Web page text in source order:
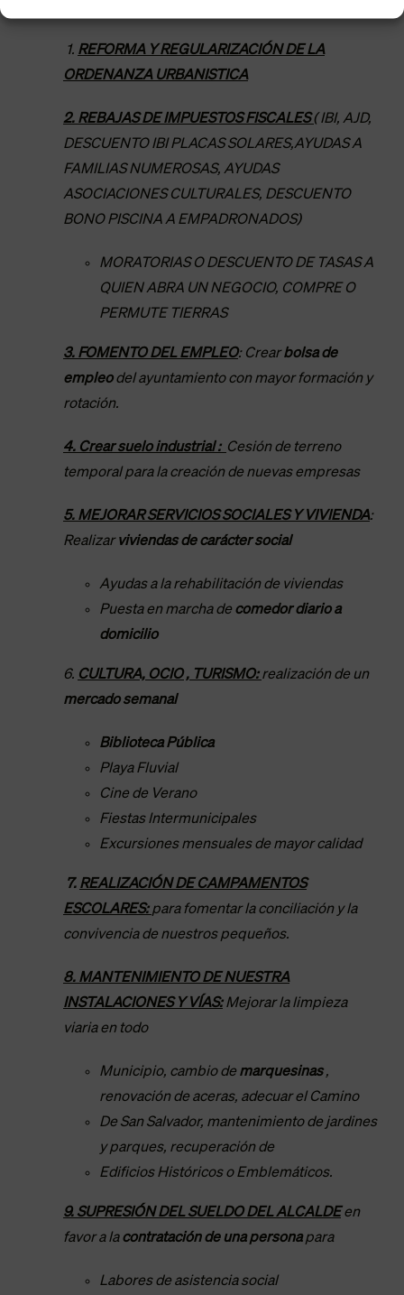
1. REFORMA Y REGULARIZACIÓN DE LA
ORDENANZA URBANISTICA
2. REBAJAS DE IMPUESTOS FISCALES( IBI, AJD,
DESCUENTO IBI PLACAS SOLARES,AYUDAS A
FAMILIAS NUMEROSAS, AYUDAS
ASOCIACIONES CULTURALES, DESCUENTO
BONO PISCINA A EMPADRONADOS)
MORATORIAS O DESCUENTO DE TASAS A
QUIEN ABRA UN NEGOCIO, COMPRE O
PERMUTE TIERRAS
3. FOMENTO DEL EMPLEO: Crearbolsa de
empleodel ayuntamiento con mayor formación y
rotación.
4. Crear suelo industrial : Cesión de terreno
temporal para la creación de nuevas empresas
5. MEJORAR SERVICIOS SOCIALES Y VIVIENDA:
Realizarviviendas de carácter social
Ayudas a la rehabilitación de viviendas
Puesta en marcha de comedor diario a
domicilio
6. CULTURA, OCIO , TURISMO:realización de un
mercado semanal
Biblioteca Pública
Playa Fluvial
Cine de Verano
Fiestas Intermunicipales
Excursiones mensuales de mayor calidad
7. REALIZACIÓN DE CAMPAMENTOS
ESCOLARES:para fomentar la conciliación y la
convivencia de nuestros pequeños.
8. MANTENIMIENTO DE NUESTRA
INSTALACIONES Y VÍAS:Mejorar la limpieza
viaria en todo
Municipio, cambio de marquesinas,
renovación de aceras, adecuar el Camino
De San Salvador, mantenimiento de jardines
y parques, recuperación de
Edificios Históricos o Emblemáticos.
9. SUPRESIÓN DEL SUELDO DEL ALCALDEen
favor a lacontratación de una personapara
Labores de asistencia social